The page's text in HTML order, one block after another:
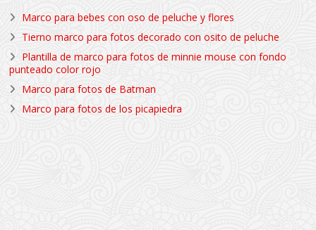
Marco para bebes con oso de peluche y flores
Tierno marco para fotos decorado con osito de peluche
Plantilla de marco para fotos de minnie mouse con fondo
punteado color rojo
Marco para fotos de Batman
Marco para fotos de los picapiedra